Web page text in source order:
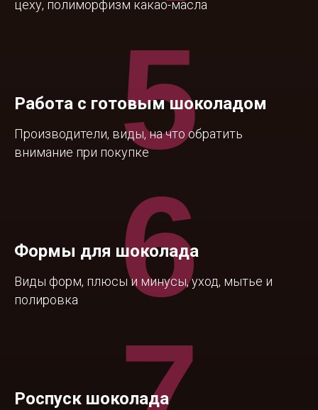
цеху, полиморфизм какао-масла
Работа с готовым шоколадом
Производители, виды, на что обратить
внимание при покупке5
Формы для шоколада
Виды форм, плюсы и минусы, уход, мытье и
полировка
6
Роспуск шоколада